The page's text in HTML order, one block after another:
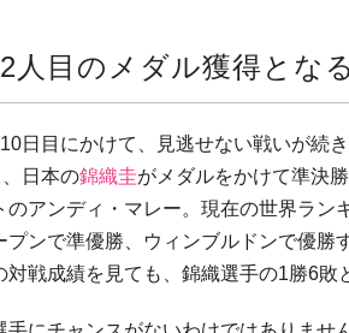
人目のメダル獲得とな
日目にかけて、見逃せない戦いが続
日本の錦織圭がメダルをかけて準決
のアンディ・マレー。現在の世界ラン
プンで準優勝、ウィンブルドンで優勝
対戦成績を見ても、錦織選手の1勝6敗